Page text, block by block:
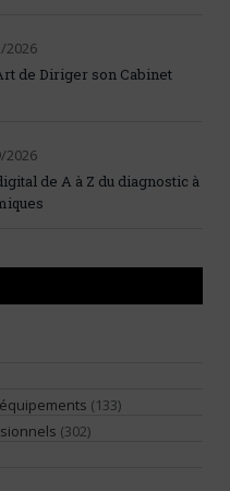
2026
de Diriger son Cabinet
2026
de A à Z du diagnostic à
(133)
(302)